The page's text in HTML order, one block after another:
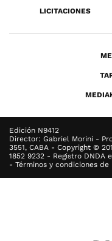
LICITACIONES
Edición N9412
Director: Gabriel Morini -
3551, CABA - Copyright ©
1852 9232 - Registro DNDA
- Términos y condiciones de